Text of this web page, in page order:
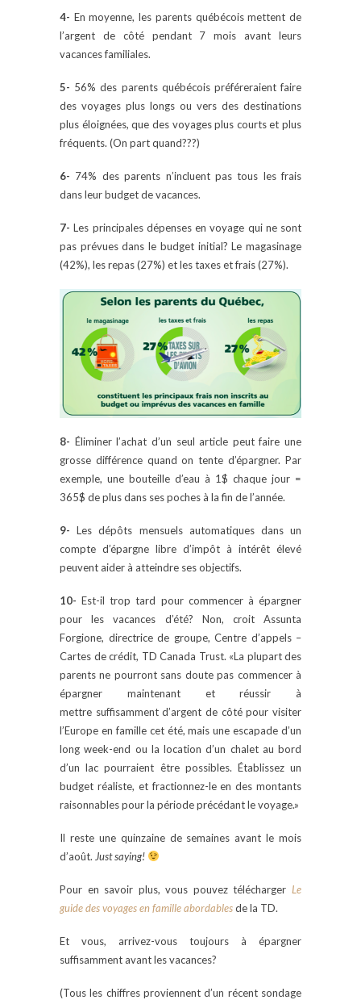
4- En moyenne, les parents québécois mettent de
l’argent de côté pendant 7 mois avant leurs
vacances familiales.
5- 56% des parents québécois préféreraient faire
des voyages plus longs ou vers des destinations
plus éloignées, que des voyages plus courts et plus
fréquents. (On part quand???)
6- 74% des parents n’incluent pas tous les frais
dans leur budget de vacances.
7- Les principales dépenses en voyage qui ne sont
pas prévues dans le budget initial? Le magasinage
(42%), les repas (27%) et les taxes et frais (27%).
8- Éliminer l’achat d’un seul article peut faire une
grosse différence quand on tente d’épargner. Par
exemple, une bouteille d’eau à 1$ chaque jour =
365$ de plus dans ses poches à la fin de l’année.
9-Les dépôts mensuels automatiques dans un
compte d’épargne libre d’impôt à intérêt élevé
peuvent aider à atteindre ses objectifs.
10- Est-il trop tard pour commencer à épargner
pour les vacances d’été? Non, croit Assunta
Forgione, directrice de groupe, Centre d’appels –
Cartes de crédit, TD Canada Trust. «La plupart des
parents ne pourront sans doute pas commencer à
épargner maintenant et réussir à
mettre suffisamment d’argent de côté pour visiter
l’Europe en famille cet été, mais une escapade d’un
long week-end ou la location d’un chalet au bord
d’un lac pourraient être possibles. Établissez un
budget réaliste, et fractionnez-le en des montants
raisonnables pour la période précédant le voyage.»
Il reste une quinzaine de semaines avant le mois
d’août. Just saying!
Pour en savoir plus, vous pouvez télécharger Le
guide des voyages en famille abordablesde la TD.
Et vous, arrivez-vous toujours à épargner
suffisamment avant les vacances?
(Tous les chiffres proviennent d’un récent sondage